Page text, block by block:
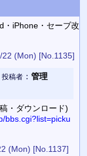
・iPhone・セーブ改
22 (Mon) [No.1135]
投稿者： 管理
・ダウンロード)
bbs.cgi?list=picku
(Mon) [No.1137]